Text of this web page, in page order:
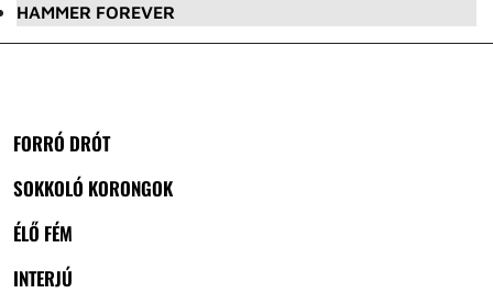
HAMMER FOREVER
FORRÓ DRÓT
SOKKOLÓ KORONGOK
ÉLŐ FÉM
INTERJÚ